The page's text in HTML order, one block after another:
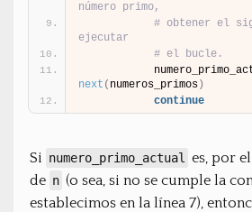
número primo,
# obtener el
ejecutar
# el bucle.
next ( numeros_primos )
continue
Si numero_primo_actual
es, por
de n (o sea, si no se cumple la
establecimos en la línea 7),